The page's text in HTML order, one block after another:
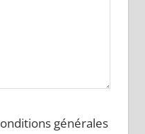
générales